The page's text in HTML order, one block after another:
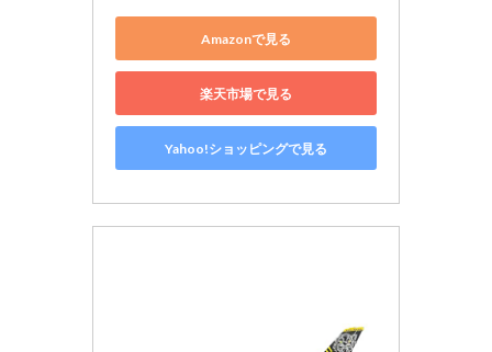
Amazonで見る
楽天市場で見る
Yahoo!ショッピングで見る